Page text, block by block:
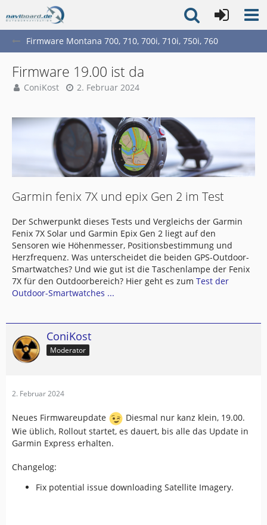
Firmware Montana 700, 710, 700i, 710i, 750i, 760
Firmware 19.00 ist da
ConiKost 2. Februar 2024
Garmin fenix 7X und epix Gen 2 im Test
Der Schwerpunkt dieses Tests und Vergleichs der Garmin
Fenix 7X Solar und Garmin Epix Gen 2 liegt auf den
Sensoren wie Höhenmesser, Positionsbestimmung und
Herzfrequenz. Was unterscheidet die beiden GPS-Outdoor-
Smartwatches? Und wie gut ist die Taschenlampe der Fenix
7X für den Outdoorbereich? Hier geht es zum Test der
Outdoor-Smartwatches ...
ConiKost
Moderator
2. Februar 2024
Neues Firmwareupdate
Diesmal nur kanz klein, 19.00.
Wie üblich, Rollout startet, es dauert, bis alle das Update in
Garmin Express erhalten.
Changelog:
Fix potential issue downloading Satellite Imagery.